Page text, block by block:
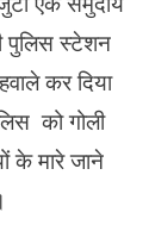
पुलिस स्टेशन
कर दिया
को गोली
के मारे जाने